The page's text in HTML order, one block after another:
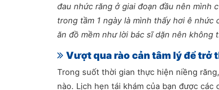
đau nhức răng ở giai đoạn đầu nên mình
trong tầm 1 ngày là mình thấy hơi ê
ăn đồ mềm như lời bác sĩ dặn nên
Vượt qua rào cản tâm lý để trở
Trong suốt thời gian thực hiện niềng
nào. Lịch hẹn tái khám của bạn được